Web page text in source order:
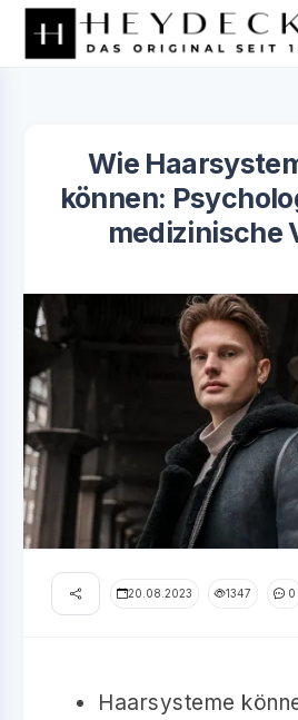
Wie
können:
medizinische
20.08.2023 1347 0
Haarsysteme